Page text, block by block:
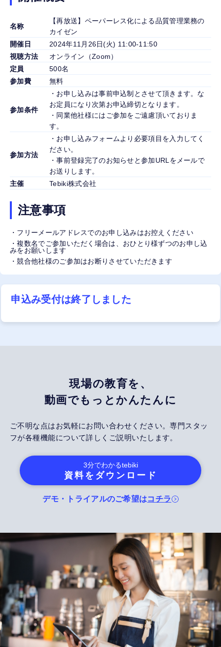
名称
【再放送】ペーパーレス化による品質管理業務の
カイゼン
開催日
2024年11月26日(火) 11:00-11:50
視聴方法
オンライン（Zoom）
定員
500名
参加費
無料
参加条件
・お申し込みは事前申込制とさせて頂きます。な
お定員になり次第お申込締切となります。
・同業他社様にはご参加をご遠慮頂いておりま
す。
参加方法
・お申し込みフォームより必要項目を入力してく
ださい。
・事前登録完了のお知らせと参加URLをメールで
お送りします。
主催
Tebiki株式会社
注意事項
・フリーメールアドレスでのお申し込みはお控えください
・複数名でご参加いただく場合は、おひとり様ずつのお申し込
みをお願いします
・競合他社様のご参加はお断りさせていただきます
申込み受付は終了しました
現場の教育を、
動画でもっとかんたんに
ご不明な点はお気軽にお問い合わせください。専門スタッ
フが各種機能について詳しくご説明いたします。
3分でわかるtebiki
資料をダウンロード
デモ・トライアルのご希望はコチラ